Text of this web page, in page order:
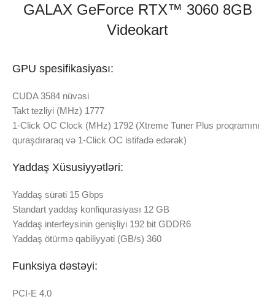
GALAX GeForce RTX™ 3060 8GB
Videokart
GPU spesifikasiyası:
CUDA 3584 nüvəsi
Takt tezliyi (MHz) 1777
1-Click OC Clock (MHz) 1792 (Xtreme Tuner Plus proqramını
quraşdıraraq və 1-Click OC istifadə edərək)
Yaddaş Xüsusiyyətləri:
Yaddaş sürəti 15 Gbps
Standart yaddaş konfiqurasiyası 12 GB
Yaddaş interfeysinin genişliyi 192 bit GDDR6
Yaddaş ötürmə qabiliyyəti (GB/s) 360
Funksiya dəstəyi:
PCI-E 4.0